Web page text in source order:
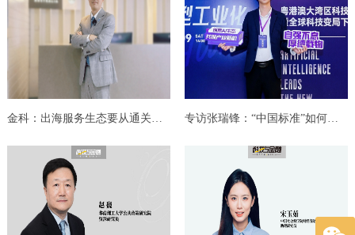
金科：出海服务生态要从通关到深耕 专访张瑞锋：“中国标准”如何打通新能源汽车出...